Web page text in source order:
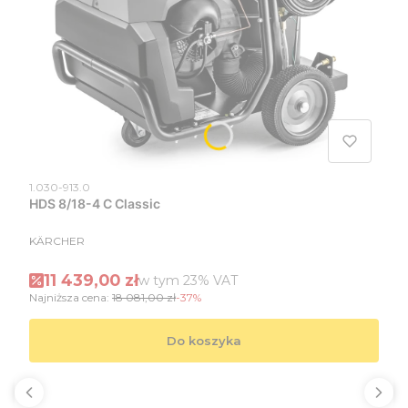
Kod produktu
1.030-913.0
HDS 8/18-4 C Classic
PRODUCENT
KÄRCHER
Cena promocyjna brutto
11 439,00 złw tym %s VAT
w tym 23% VAT
Najniższa cena: 18 081,00 zł-37%
Do koszyka